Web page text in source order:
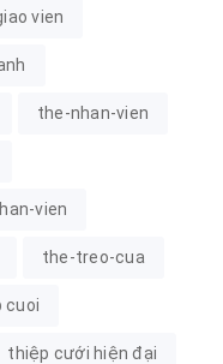
vien
the-nhan-vien
vien
the-treo-cua
cuoi
thiệp cưới hiện đại